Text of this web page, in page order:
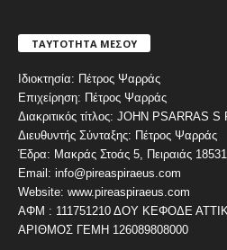
ΤΑΥΤΟΤΗΤΑ ΜΕΣΟΥ
Ιδιοκτησία: Πέτρος Ψαρράς
Επιχείρηση: Πέτρος Ψαρράς
Διακριτικός τίτλος: JOHN PSARRAS
Διευθυντής Σύνταξης: Πέτρος Ψαρράς
Έδρα: Μακράς Στοάς 5, Πειραιάς 18531
Email: info@pireaspiraeus.com
Website: www.pireaspiraeus.com
ΑΦΜ : 111751210 ΔΟΥ ΚΕΦΟΔΕ
ΑΡΙΘΜΟΣ ΓΕΜΗ 126089808000